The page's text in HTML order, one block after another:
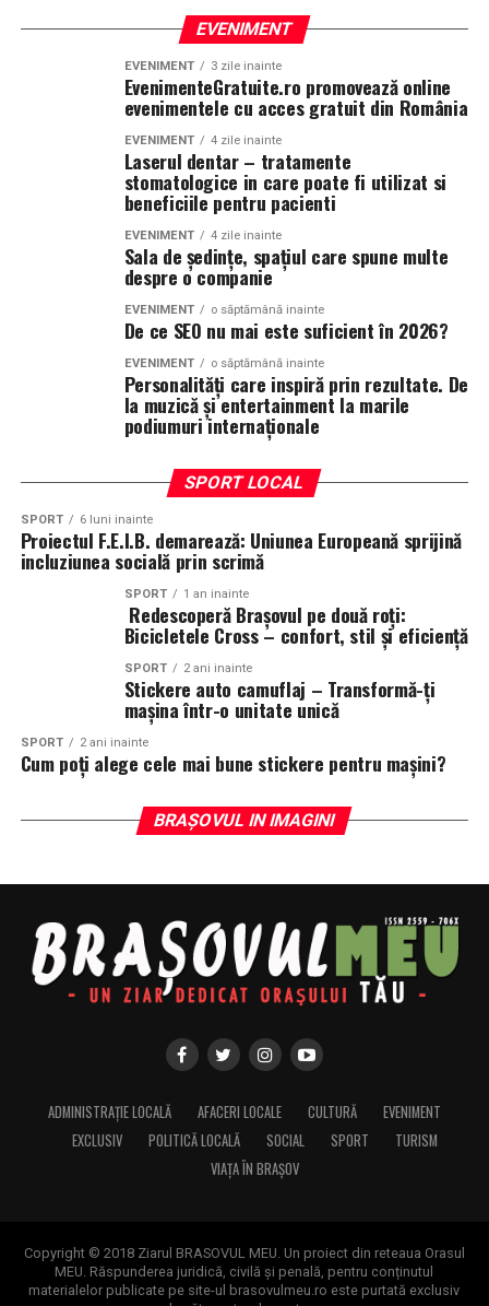
EVENIMENT
EVENIMENT 3 zile inainte
EvenimenteGratuite.ro promovează online
evenimentele cu acces gratuit din România
EVENIMENT 4 zile inainte
Laserul dentar – tratamente
stomatologice in care poate fi utilizat si
beneficiile pentru pacienti
EVENIMENT 4 zile inainte
Sala de ședințe, spațiul care spune multe
despre o companie
EVENIMENT o săptămână inainte
De ce SEO nu mai este suficient în 2026?
EVENIMENT o săptămână inainte
Personalități care inspiră prin rezultate. De
la muzică și entertainment la marile
podiumuri internaționale
SPORT LOCAL
SPORT 6 luni inainte
Proiectul F.E.I.B. demarează: Uniunea Europeană sprijină
incluziunea socială prin scrimă
SPORT 1 an inainte
Redescoperă Brașovul pe două roți:
Bicicletele Cross – confort, stil și eficiență
SPORT 2 ani inainte
Stickere auto camuflaj – Transformă-ți
mașina într-o unitate unică
SPORT 2 ani inainte
Cum poți alege cele mai bune stickere pentru mașini?
BRAȘOVUL IN IMAGINI
ADMINISTRAȚIE LOCALĂ AFACERI LOCALE CULTURĂ
EVENIMENT
EXCLUSIV
POLITICĂ LOCALĂ SOCIAL SPORT
TURISM
VIAȚA ÎN BRAȘOV
Copyright © 2018 Ziarul BRASOVUL MEU. Un proiect din reteaua Orasul
MEU. Răspunderea juridică, civilă și penală, pentru conținutul
materialelor publicate pe site-ul brasovulmeu.ro este purtată exclusiv